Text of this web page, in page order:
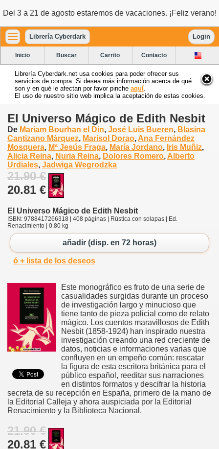
Del 3 a 21 de agosto estaremos de vacaciones. ¡Feliz verano!
Librería Cyberdark Login
Inicio Buscar Carrito Contacto
Librería Cyberdark.net usa cookies para poder ofrecer sus
servicios de compra. Si desea más información acerca de qué
son y en qué le afectan por favor pinche aquí
El uso de nuestro sitio web implica la aceptación de estas cookies.
El Universo Mágico de Edith Nesbit
De Mariam Bourhan el Din, José Luis Bueren, Blasina
Cantizano Márquez, Marisol Dorao, Ana Fernández
Mosquera, Mª Jesús Fraga, María Jordano, Iris Muñiz,
Alicia Reina, Nuria Reina, Dolores Romero, Alberto
Urdiales, Jadwiga Wegrodzka
21.90 €
20.81 €
El Universo Mágico de Edith Nesbit
ISBN: 9788417266318 | 408 páginas | Rústica con solapas | Ed.
Renacimiento | 0.80 kg
añadir (disp. en 72 horas)
ó + lista de los deseos
Este monográfico es fruto de una serie de
casualidades surgidas durante un proceso
de investigación largo y minucioso que
tiene tanto de pieza policial como de relato
mágico. Los cuentos maravillosos de Edith
Nesbit (1858-1924) han inspirado nuestra
investigación creando una red creciente de
datos, noticias e informaciones varias que
confluyen en un empeño común: rescatar
la figura de esta escritora británica para el
público español, reeditar sus narraciones
en distintos formatos y descifrar la historia
secreta de su recepción en España, primero de la mano de
la Editorial Calleja y ahora auspiciada por la Editorial
Renacimiento y la Biblioteca Nacional.
21.90 €
20.81 €